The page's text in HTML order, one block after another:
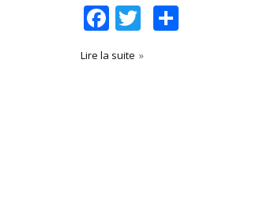
Facebook
Twitter
Lire la suite